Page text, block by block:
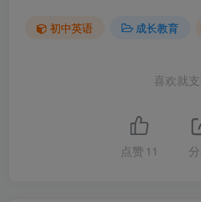
初中英语 成长教育
喜欢就
点赞 11